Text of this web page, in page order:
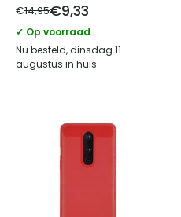
€14,95€9,33
✓ Op voorraad
Nu besteld, dinsdag 11
augustus in huis